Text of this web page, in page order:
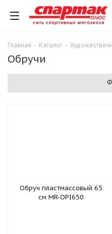
Главная - Каталог -
Обручи
Обруч пластмассовый 65
см MR-OPI650